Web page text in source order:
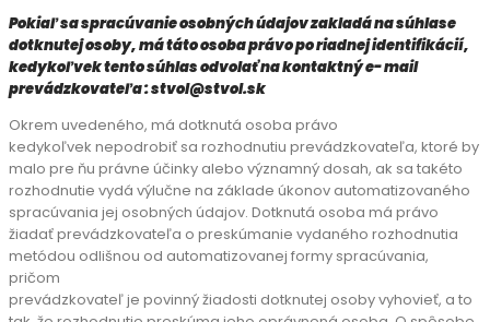
Pokiaľ sa spracúvanie osobných údajov zakladá na súhlase
dotknutej osoby, má tátoosoba právo po riadnej identifikácií,
kedykoľvek tento súhlas odvolať na kontaktný e-mail
prevádzkovateľa : stvol@stvol.sk
Okrem uvedeného, má dotknutá osoba právo
kedykoľvek nepodrobiť sa rozhodnutiu prevádzkovateľa, ktoré by
malo pre ňu právne účinky alebo významný dosah, ak sa takéto
rozhodnutie vydá výlučne na základe úkonov automatizovaného
spracúvania jej osobných údajov. Dotknutá osoba má právo
žiadať prevádzkovateľa o preskúmanie vydaného rozhodnutia
metódou odlišnou od automatizovanej formy spracúvania,
pričom
prevádzkovateľ je povinný žiadosti dotknutej osoby vyhovieť, a to